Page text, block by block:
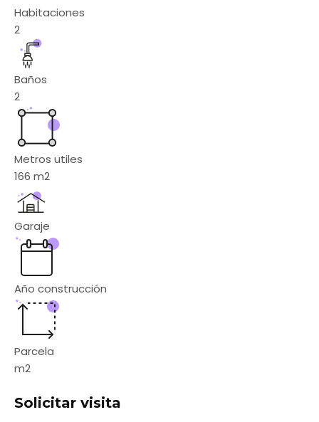
Habitaciones
2
Baños
2
Metros utiles
166 m2
Garaje
Año construcción
Parcela
m2
Solicitar visita